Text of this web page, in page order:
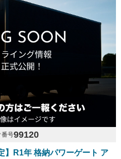
番号99120
】R1年 格納パワーゲート ア